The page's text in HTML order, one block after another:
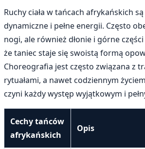
Ruchy ciała w tańcach afrykańskich
dynamiczne i pełne energii. Często
nogi, ale również dłonie i górne części
że taniec staje się swoistą formą
Choreografia jest często związana z
rytuałami, a nawet codziennym
czyni każdy występ wyjątkowym i
Cechy tańców
afrykańskich
Opis